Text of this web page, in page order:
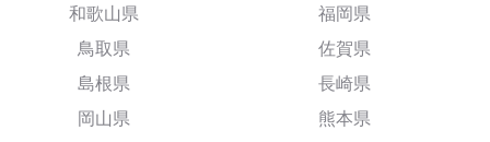
和歌山県
鳥取県
島根県
岡山県
福岡県
佐賀県
長崎県
熊本県